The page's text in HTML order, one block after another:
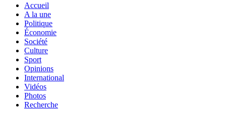
Accueil
A la une
Politique
Économie
Société
Culture
Sport
Opinions
International
Vidéos
Photos
Recherche